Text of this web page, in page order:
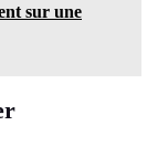
sur une